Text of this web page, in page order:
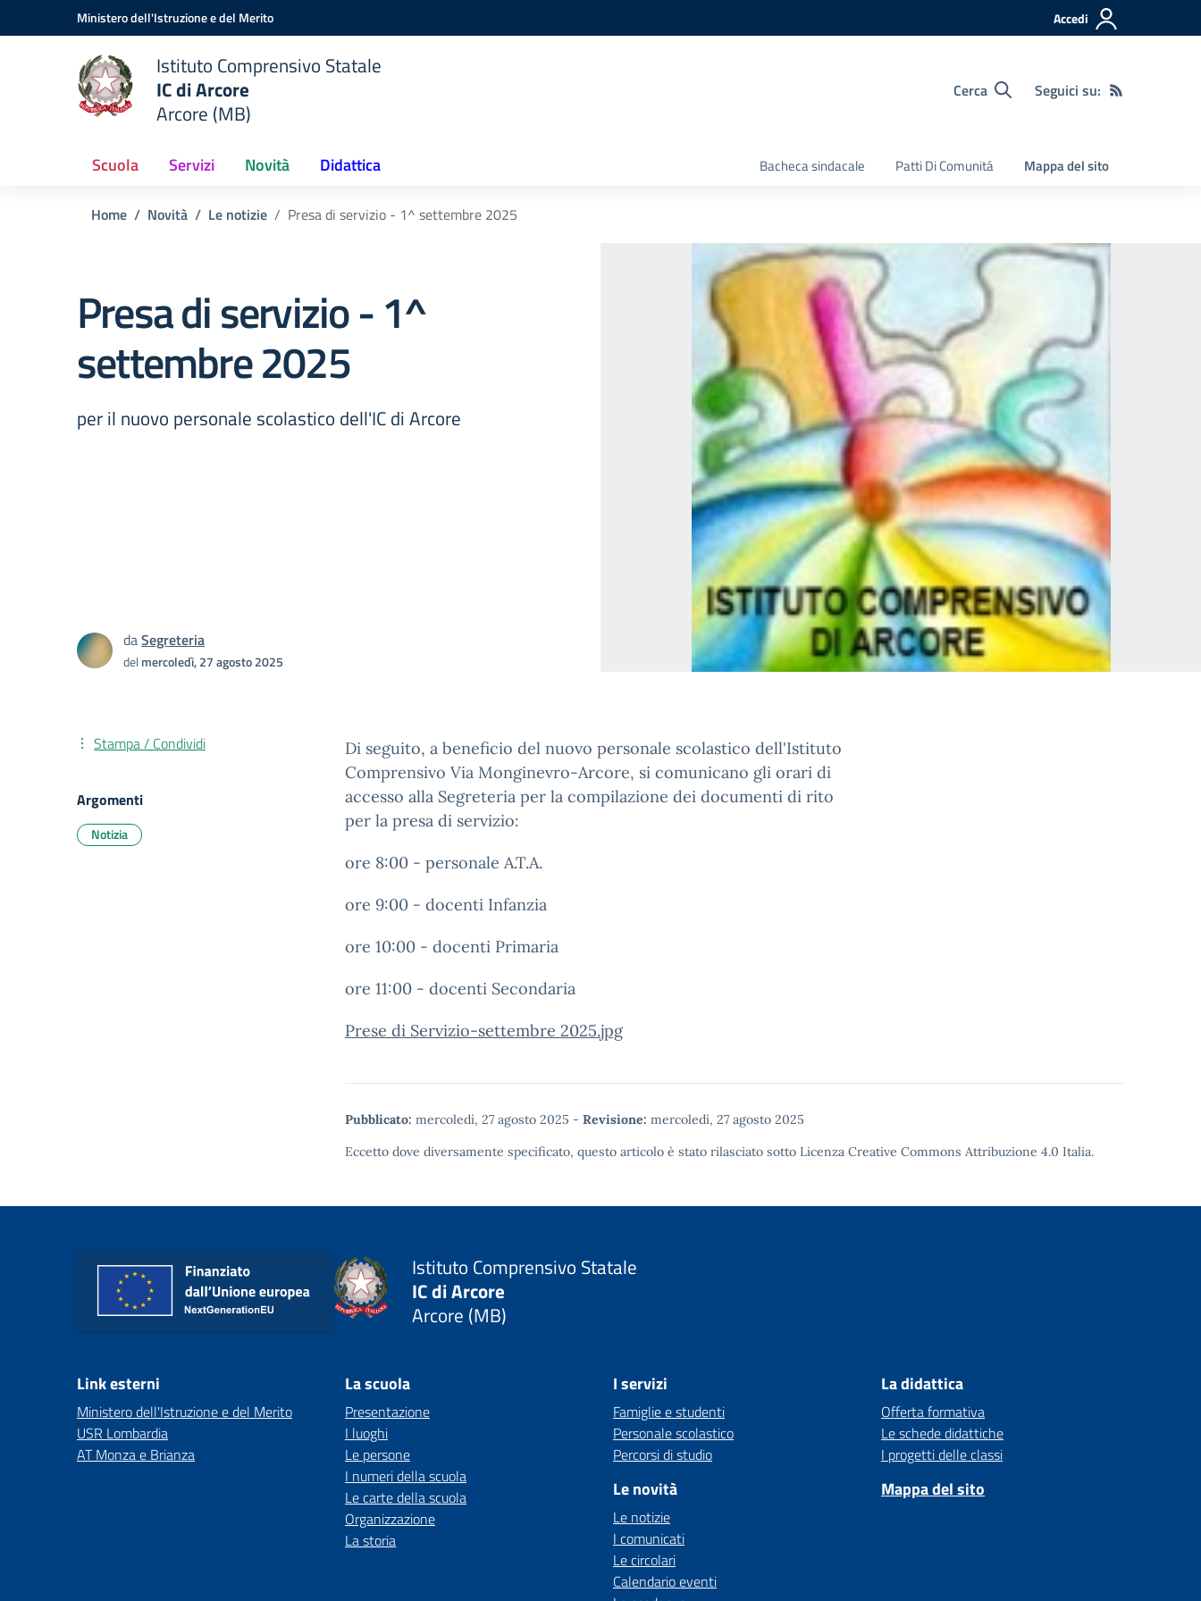
Vai ai contenuti
Vai al menu di navigazioneMinistero dell'Istruzione e del Merito Accedi
Istituto Comprensivo Statale
IC di Arcore
Arcore (MB)
Cerca Seguici su:
Scuola Servizi Novità Didattica Bacheca sindacale Patti Di Comunitá Mappa del sito
Home Novità Le notizie Presa di servizio - 1^ settembre 2025
Presa di servizio - 1^
settembre 2025
per il nuovo personale scolastico dell'IC di Arcore
daSegreteria
delmercoledì, 27 agosto 2025
Di seguito, a beneficio del nuovo personale scolastico dell'Istituto
Comprensivo Via Monginevro-Arcore, si comunicano gli orari di
accesso alla Segreteria per la compilazione dei documenti di rito
per la presa di servizio:
ore 8:00 - personale A.T.A.
ore 9:00 - docenti Infanzia
ore 10:00 - docenti Primaria
ore 11:00 - docenti Secondaria
Prese di Servizio-settembre 2025.jpg
Pubblicato: mercoledì, 27 agosto 2025 - Revisione: mercoledì, 27 agosto 2025
Eccetto dove diversamente specificato, questo articolo è stato rilasciato sotto Licenza Creative Commons Attribuzione 4.0 Italia.
Stampa / Condividi
Argomenti
Notizia
Istituto Comprensivo Statale
IC di Arcore
Arcore (MB)
Link esterni
Ministero dell'Istruzione e del Merito
USR Lombardia
AT Monza e Brianza
La scuola
Presentazione
I luoghi
Le persone
I numeri della scuola
Le carte della scuola
Organizzazione
La storia
I servizi
Famiglie e studenti
Personale scolastico
Percorsi di studio
Le novità
Le notizie
I comunicati
Le circolari
Calendario eventi
La didattica
Offerta formativa
Le schede didattiche
I progetti delle classi
Mappa del sito